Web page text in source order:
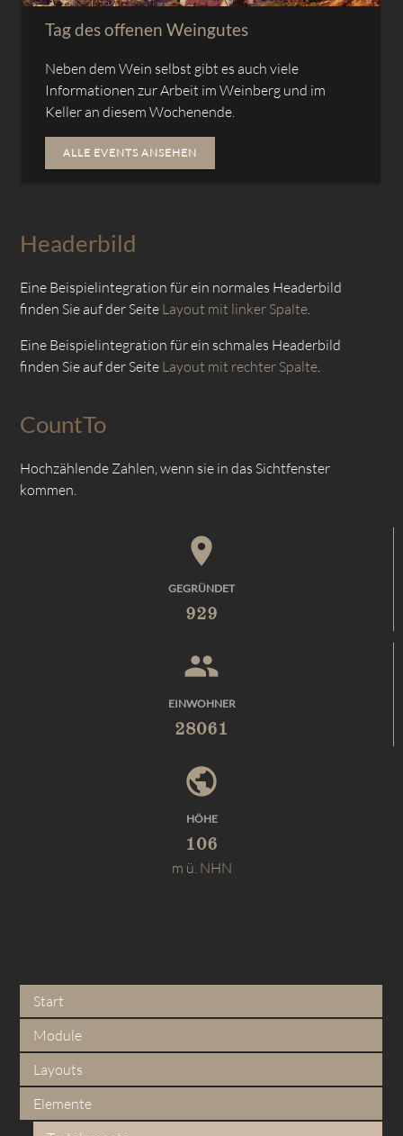
Tag des offenen Weingutes
Neben dem Wein selbst gibt es auch viele
Informationen zur Arbeit im Weinberg und im
Keller an diesem Wochenende.
ALLE EVENTS ANSEHEN
Headerbild
Eine Beispielintegration für ein normales Headerbild
finden Sie auf der Seite Layout mit linker Spalte.
Eine Beispielintegration für ein schmales Headerbild
finden Sie auf der Seite Layout mit rechter Spalte.
CountTo
Hochzählende Zahlen, wenn sie in das Sichtfenster
kommen.
place
GEGRÜNDET
929
people
EINWOHNER
28061
public
HÖHE
106
m ü. NHN
Start
Module
Layouts
Elemente